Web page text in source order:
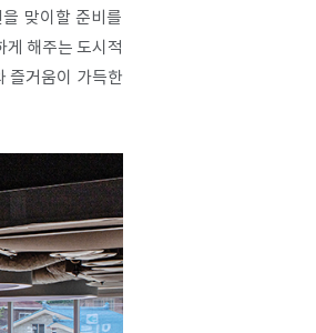
맞이할 준비를
게 해주는 도시적
즐거움이 가득한